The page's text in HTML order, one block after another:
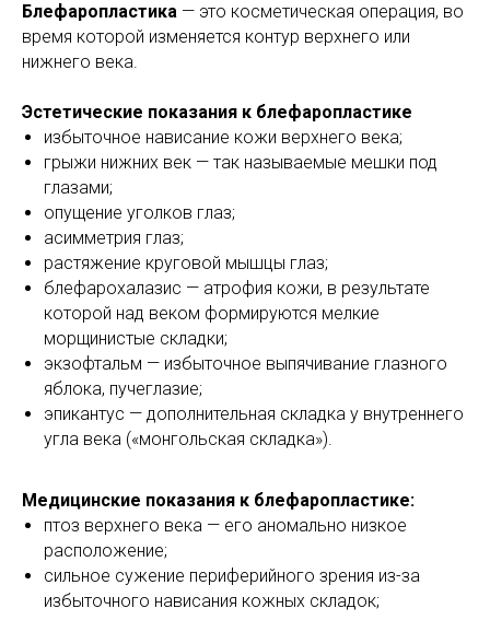
Блефаропластика — это косметическая операция, во
время которой изменяется контур верхнего или
нижнего века.
Эстетические показания к блефаропластике
избыточное нависание кожи верхнего века;
грыжи нижних век — так называемые мешки под
глазами;
опущение уголков глаз;
асимметрия глаз;
растяжение круговой мышцы глаз;
блефарохалазис — атрофия кожи, в результате
которой над веком формируются мелкие
морщинистые складки;
экзофтальм — избыточное выпячивание глазного
яблока, пучеглазие;
эпикантус — дополнительная складка у внутреннего
угла века («монгольская складка»).
Медицинские показания к блефаропластике:
птоз верхнего века — его аномально низкое
расположение;
сильное сужение периферийного зрения из-за
избыточного нависания кожных складок;